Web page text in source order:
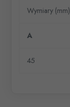
Wymiary (mm)
A
45